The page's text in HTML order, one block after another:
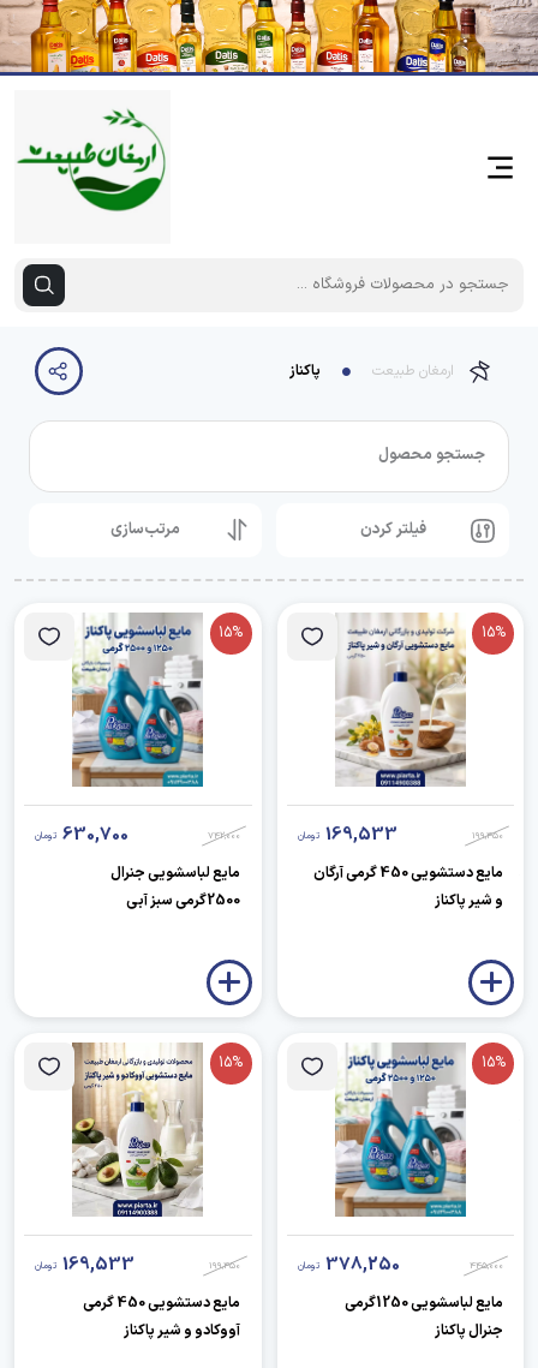
ارمغان طبیعت پاکناز
جستجو محصول
فیلتر کردن مرتب‌سازی
15%
199,450
169,533 تومان
مایع دستشویی 450 گرمی آرگان
و شیر پاکناز
15%
742,000
630,700 تومان
مایع لباسشویی جنرال
2500گرمی سبز آبی
15%
445,000
378,250 تومان
مایع لباسشویی 1250گرمی
جنرال پاکناز
15%
199,450
169,533 تومان
مایع دستشویی 450 گرمی
آووکادو و شیر پاکناز